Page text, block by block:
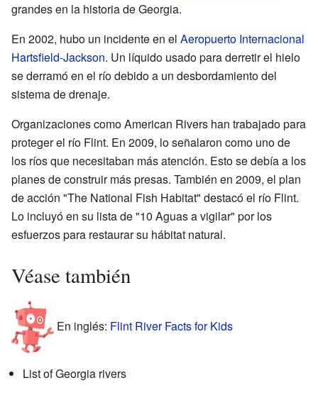
grandes en la historia de Georgia.
En 2002, hubo un incidente en el Aeropuerto Internacional
Hartsfield-Jackson. Un líquido usado para derretir el hielo
se derramó en el río debido a un desbordamiento del
sistema de drenaje.
Organizaciones como American Rivers han trabajado para
proteger el río Flint. En 2009, lo señalaron como uno de
los ríos que necesitaban más atención. Esto se debía a los
planes de construir más presas. También en 2009, el plan
de acción "The National Fish Habitat" destacó el río Flint.
Lo incluyó en su lista de "10 Aguas a vigilar" por los
esfuerzos para restaurar su hábitat natural.
Véase también
En inglés: Flint River Facts for Kids
List of Georgia rivers